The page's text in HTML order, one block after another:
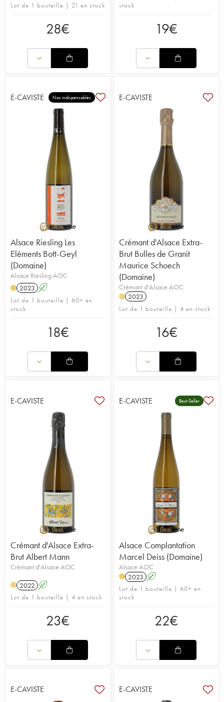
Lot de 1 bouteille | 21 en stock
28€
stock
19€
E-CAVISTE Nos indispensables
Alsace Riesling Les
Eléments Bott-Geyl
(Domaine)
Alsace Riesling AOC
2023 A
Lot de 1 bouteille | 60+ en
stock
18€
E-CAVISTE
Crémant d'Alsace Extra-
Brut Bulles de Granit
Maurice Schoech
(Domaine)
Crémant d'Alsace AOC
H 2023
Lot de 1 bouteille | 4 en stock
16€
E-CAVISTE
Crémant d'Alsace Extra-
Brut Albert Mann
Crémant d'Alsace AOC
H 2022 A
Lot de 1 bouteille | 4 en stock
23€
E-CAVISTE Best-Seller
Alsace Complantation
Marcel Deiss (Domaine)
Alsace AOC
2023 A
Lot de 1 bouteille | 60+ en
stock
22€
E-CAVISTE E-CAVISTE